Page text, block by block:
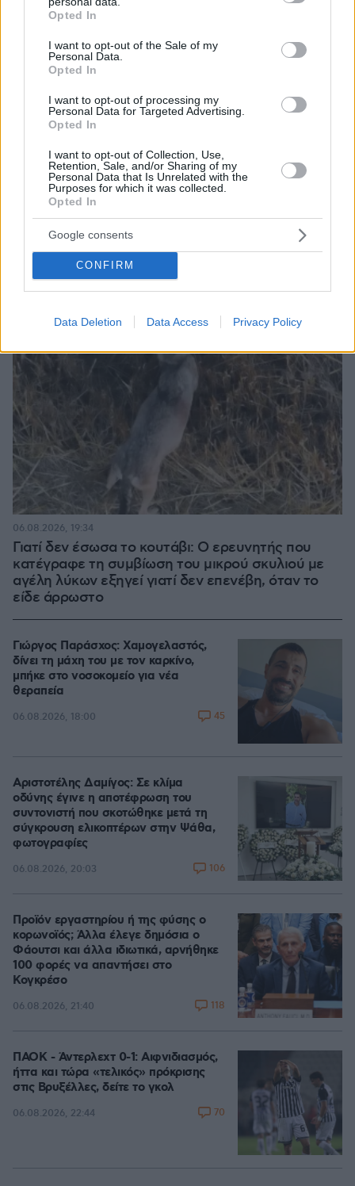
grant or deny consent to Google and its third-party tags to
use your data for below specified purposes in below Google
consent section.
Opted In
I want to opt-out of the Sale of my
Personal Data.
Opted In
I want to opt-out of processing my
Personal Data for Targeted Advertising.
Opted In
I want to opt-out of Collection, Use,
Retention, Sale, and/or Sharing of my
Personal Data that Is Unrelated with the
Purposes for which it was collected.
Opted In
Google consents
CONFIRM
Data Deletion Data Access Privacy Policy
Χρίστος Κούγιας: Η προσωπική μου ζωή δεν
μπορεί να είναι αντικείμενο φημών ή σεναρίων
Γιατί δεν έσωσα το κουτάβι: Ο ερευνητής που
κατέγραφε τη συμβίωση του μικρού σκυλιού με
αγέλη λύκων εξηγεί γιατί δεν επενέβη, όταν το
είδε άρρωστο
06.08.2026, 19:34
Γιώργος Παράσχος: Χαμογελαστός,
δίνει τη μάχη του με τον καρκίνο,
μπήκε στο νοσοκομείο για νέα
θεραπεία
06.08.2026, 18:00 45
Αριστοτέλης Δαμίγος: Σε κλίμα
οδύνης έγινε η αποτέφρωση του
συντονιστή που σκοτώθηκε μετά τη
σύγκρουση ελικοπτέρων στην Ψάθα,
φωτογραφίες
06.08.2026, 20:03 106
Προϊόν εργαστηρίου ή της φύσης ο
κορωνοϊός; Άλλα έλεγε δημόσια ο
Φάουτσι και άλλα ιδιωτικά, αρνήθηκε
100 φορές να απαντήσει στο
Κογκρέσο
06.08.2026, 21:40 118
ΠΑΟΚ - Άντερλεχτ 0-1: Αιφνιδιασμός,
ήττα και τώρα «τελικός» πρόκρισης
στις Βρυξέλλες, δείτε το γκολ
06.08.2026, 22:44 70